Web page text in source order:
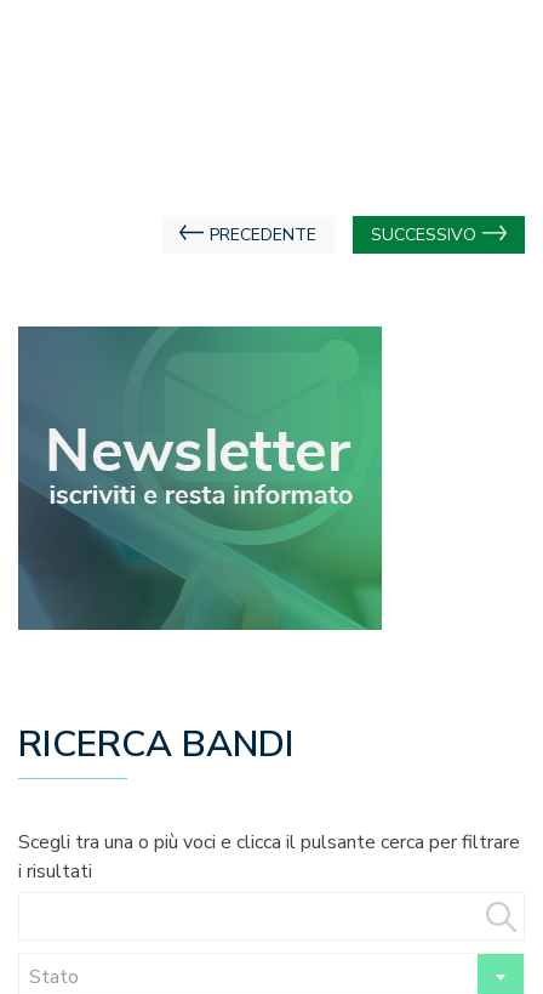
Navigazione
PRECEDENTE SUCCESSIVO
RICERCA BANDI
Scegli tra una o più voci e clicca il pulsante cerca per filtrare
i risultati
Stato